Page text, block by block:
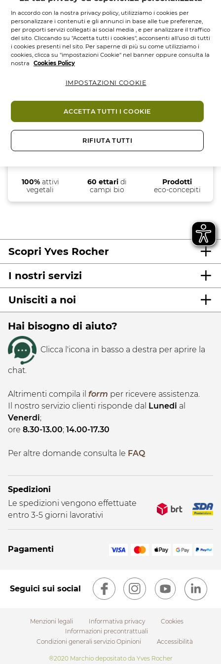
FILTRA PER ORDINA PER
100%attivi
vegetali
60 ettaridi
campi bio
Prodotti
eco-concepiti
Scopri Yves Rocher
I nostri servizi
Unisciti a noi
Hai bisogno di aiuto?
Clicca l'icona in basso a destra per aprire la
chat.
Altrimenti compila il form per ricevere assistenza.
Il nostro servizio clienti risponde dal Lunedi al
Venerdi;
ore 8.30-13.00; 14.00-17.30
Per altre domande consulta le FAQ
Spedizioni
Le spedizioni vengono effettuate
entro 3-5 giorni lavorativi
Pagamenti
Seguici sui social
Footer
Menzioni legali Informativa privacy
Cookies
Informazioni precontrattuali
Condizioni generali servizio Opinioni
Accessibilità
®2020 Marchio depositato da Yves Rocher
In accordo con la nostra privacy policy, utilizziamo i cookies per
personalizzare i contenuti e gli annunci in base alle tue preferenze,
per proporti servizi collegati ai social media , e per analizzare il traffico
del sito. Cliccando su "Accetta tutti i cookies", acconsenti all'uso di tutti
i cookies presenti nel sito. Per saperne di più su come utilizziamo i
cookies, clicca su "impostazioni Cookie" nel banner oppure consulta la
nostra
Cookies Policy
RIFIUTA TUTTI
ACCETTA TUTTI I COOKIE
IMPOSTAZIONI COOKIE